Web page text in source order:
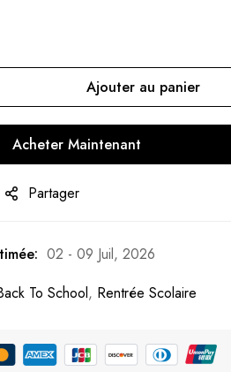
Ajouter au panier
Acheter Maintenant
Partager
02 - 09 Juil, 2026
To School, Rentrée Scolaire